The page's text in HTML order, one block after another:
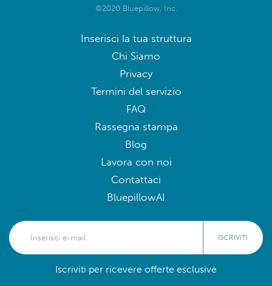
©2020 Bluepillow, Inc.
Inserisci la tua struttura
Chi Siamo
Privacy
Termini del servizio
FAQ
Rassegna stampa
Blog
Lavora con noi
Contattaci
BluepillowAI
ISCRIVITI
Iscriviti per ricevere offerte esclusive